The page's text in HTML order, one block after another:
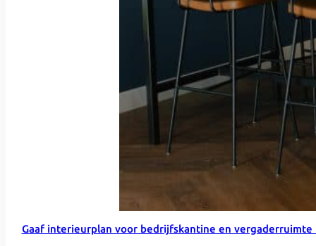
Gaaf interieurplan voor bedrijfskantine en vergaderruimte